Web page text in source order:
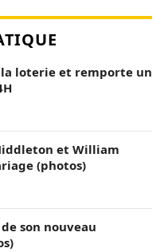
loterie et remporte un
et William
(photos)
son nouveau